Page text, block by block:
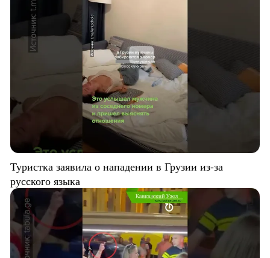
Туристка заявила о нападении в Грузии из-за
русского языка